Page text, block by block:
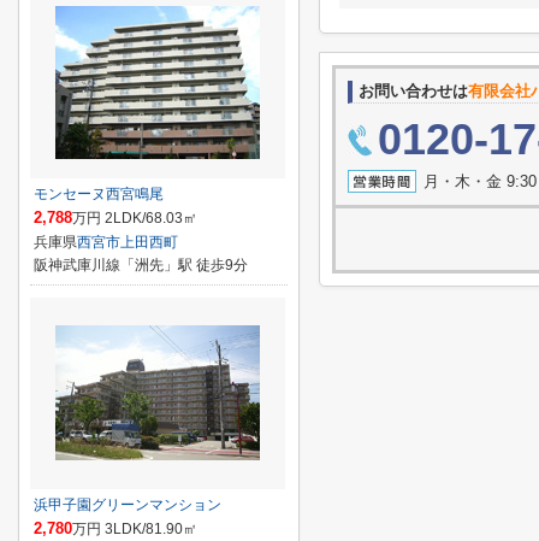
お問い合わせは有限会社
0120-
月・木・金
モンセーヌ西宮鳴尾
2,788万円 2LDK/68.03㎡
兵庫県西宮市上田西町
阪神武庫川線「洲先」駅 徒歩9分
浜甲子園グリーンマンション
2,780万円 3LDK/81.90㎡